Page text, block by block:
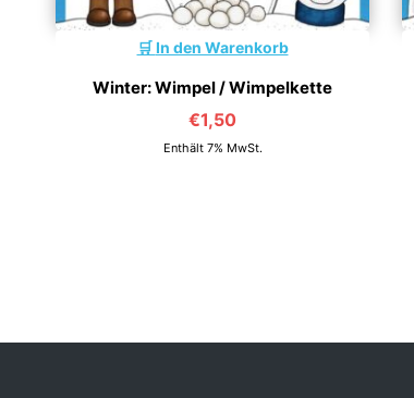
In den Warenkorb
Winter: Wimpel / Wimpelkette
€1,50
Enthält 7% MwSt.